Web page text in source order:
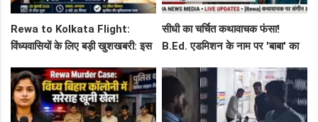
Rewa to Kolkata Flight:
विंध्यवासियों के लिए बड़ी खुशखबरी: इस
फ्लाइट, जानें पूरा रूट!
सीधी का चर्चित कथावाचक फंसा!
B.Ed. एडमिशन के नाम पर 'बाबा' का
और फिर FIR